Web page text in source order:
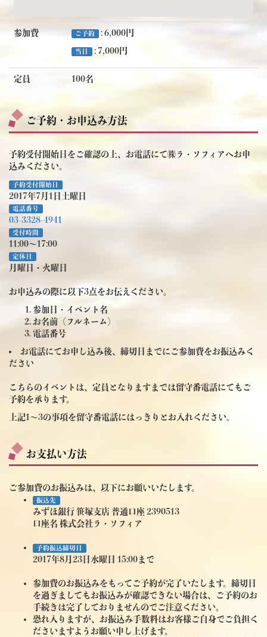
参加費 ご予約 : 6,000円
当日 : 7,000円
定員 100名
ご予約・お申込み方法
予約受付開始日をご確認の上、お電話にて㈱ラ・ソフィアへお申
込みください。
予約受付開始日
2017年7月1日土曜日
電話番号
03-3328-4941
受付時間
11:00～17:00
定休日
月曜日・火曜日
お申込みの際に以下3点をお伝えください。
参加日・イベント名
お名前（フルネーム）
電話番号
お電話にてお申し込み後、締切日までにご参加費をお振込みく
ださい
こちらのイベントは、定員となりますまでは留守番電話にてもご
予約を承ります。
上記1～3の事項を留守番電話にはっきりとお入れください。
お支払い方法
ご参加費のお振込みは、以下にお願いいたします。
振込先
みずほ銀行 笹塚支店 普通口座 2390513
口座名 株式会社ラ・ソフィア
予約振込締切日
2017年8月23日水曜日 15:00まで
参加費のお振込みをもってご予約が完了いたします。締切日
を過ぎましてもお振込みが確認できない場合は、ご予約のお
手続きは完了しておりませんのでご注意ください。
恐れ入りますが、お振込み手数料はお客様ご自身でご負担く
ださいますようお願い申し上げます。